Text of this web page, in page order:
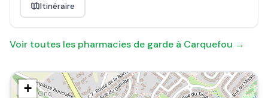
Itinéraire
Voir toutes les pharmacies de garde à Carquefou →
+